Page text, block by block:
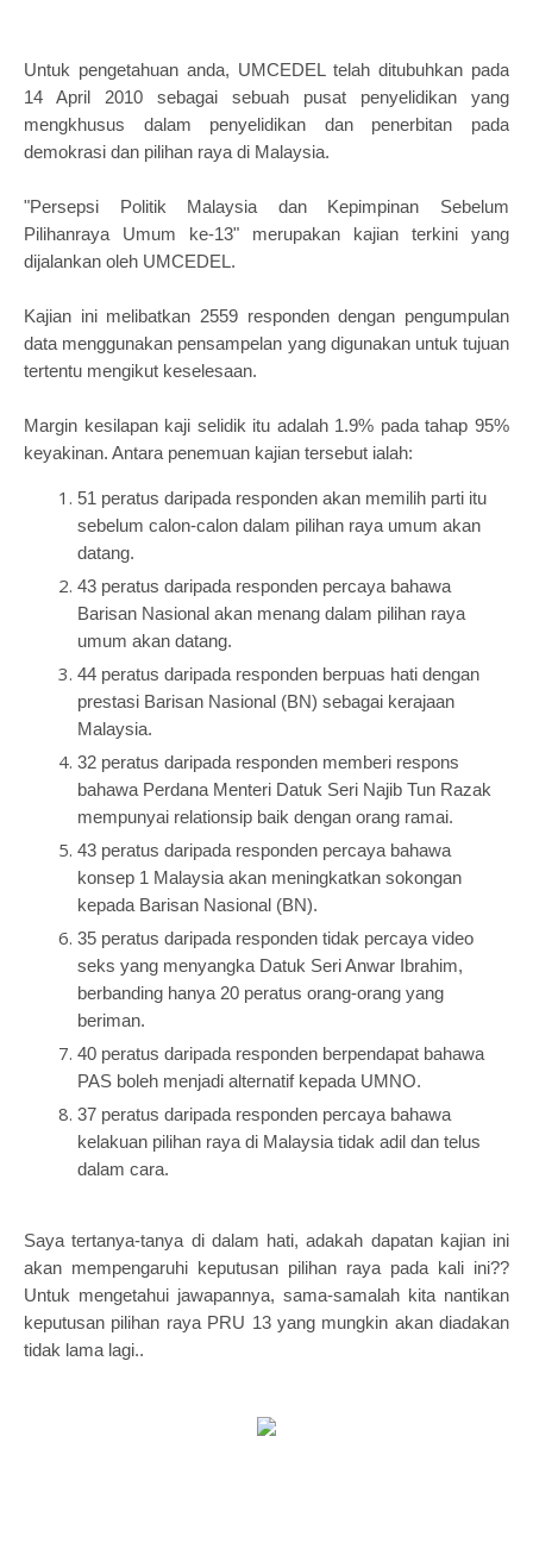
Untuk pengetahuan anda, UMCEDEL telah ditubuhkan pada
14 April 2010 sebagai sebuah pusat penyelidikan yang
mengkhusus dalam penyelidikan dan penerbitan pada
demokrasi dan pilihan raya di Malaysia.
"Persepsi Politik Malaysia dan Kepimpinan Sebelum
Pilihanraya Umum ke-13" merupakan kajian terkini yang
dijalankan oleh UMCEDEL.
Kajian ini melibatkan 2559 responden dengan pengumpulan
data menggunakan pensampelan yang digunakan untuk tujuan
tertentu mengikut keselesaan.
Margin kesilapan kaji selidik itu adalah 1.9% pada tahap 95%
keyakinan. Antara penemuan kajian tersebut ialah:
51 peratus daripada responden akan memilih parti itu
sebelum calon-calon dalam pilihan raya umum akan
datang.
43 peratus daripada responden percaya bahawa
Barisan Nasional akan menang dalam pilihan raya
umum akan datang.
44 peratus daripada responden berpuas hati dengan
prestasi Barisan Nasional (BN) sebagai kerajaan
Malaysia.
32 peratus daripada responden memberi respons
bahawa Perdana Menteri Datuk Seri Najib Tun Razak
mempunyai relationsip baik dengan orang ramai.
43 peratus daripada responden percaya bahawa
konsep 1 Malaysia akan meningkatkan sokongan
kepada Barisan Nasional (BN).
35 peratus daripada responden tidak percaya video
seks yang menyangka Datuk Seri Anwar Ibrahim,
berbanding hanya 20 peratus orang-orang yang
beriman.
40 peratus daripada responden berpendapat bahawa
PAS boleh menjadi alternatif kepada UMNO.
37 peratus daripada responden percaya bahawa
kelakuan pilihan raya di Malaysia tidak adil dan telus
dalam cara.
Saya tertanya-tanya di dalam hati, adakah dapatan kajian ini
akan mempengaruhi keputusan pilihan raya pada kali ini??
Untuk mengetahui jawapannya, sama-samalah kita nantikan
keputusan pilihan raya PRU 13 yang mungkin akan diadakan
tidak lama lagi..